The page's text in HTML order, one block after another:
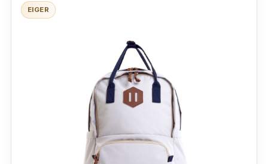
sangat cocok untuk kegiatan outdoor kamu.
fungsional untuk membantu kamu tetap
terorganisir saat beraktivitas.
EIGER